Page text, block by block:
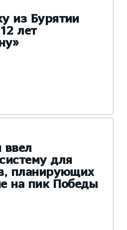
из Бурятии
лет
ввел
для
планирующих
на пик Победы